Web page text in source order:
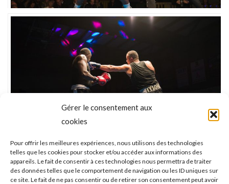
Gérer le consentement aux
cookies
Pour offrir les meilleures expériences, nous utilisons des technologies
telles que les cookies pour stocker et/ou accéder aux informations des
appareils. Le fait de consentir à ces technologies nous permettra de traiter
des données telles que le comportement de navigation ou les ID uniques sur
ce site. Le fait de ne pas consentir ou de retirer son consentement peut avoir